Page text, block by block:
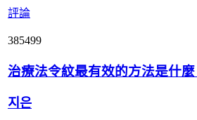
評論
385499
治療法令紋最有效的方法是什麼
지은